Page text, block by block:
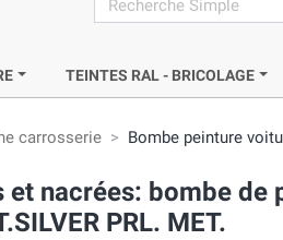
TEINTES RAL - BRICOLAGE
carrosserie Bombe peinture
nacrées: bombe de
PRL. MET.